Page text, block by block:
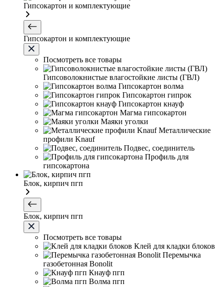
Гипсокартон и комплектующие
Гипсокартон и комплектующие
Посмотреть все товары
Гипсоволокнистые влагостойкие листы (ГВЛ)
Гипсокартон волма
Гипсокартон гипрок
Гипсокартон кнауф
Магма гипсокартон
Маяки уголки
Металлические
профили Knauf
Подвес, соединитель
Профиль для
гипсокартона
Блок, кирпич пгп
Блок, кирпич пгп
Посмотреть все товары
Клей для кладки блоков
Перемычка
газобетонная Bonolit
Кнауф пгп
Волма пгп